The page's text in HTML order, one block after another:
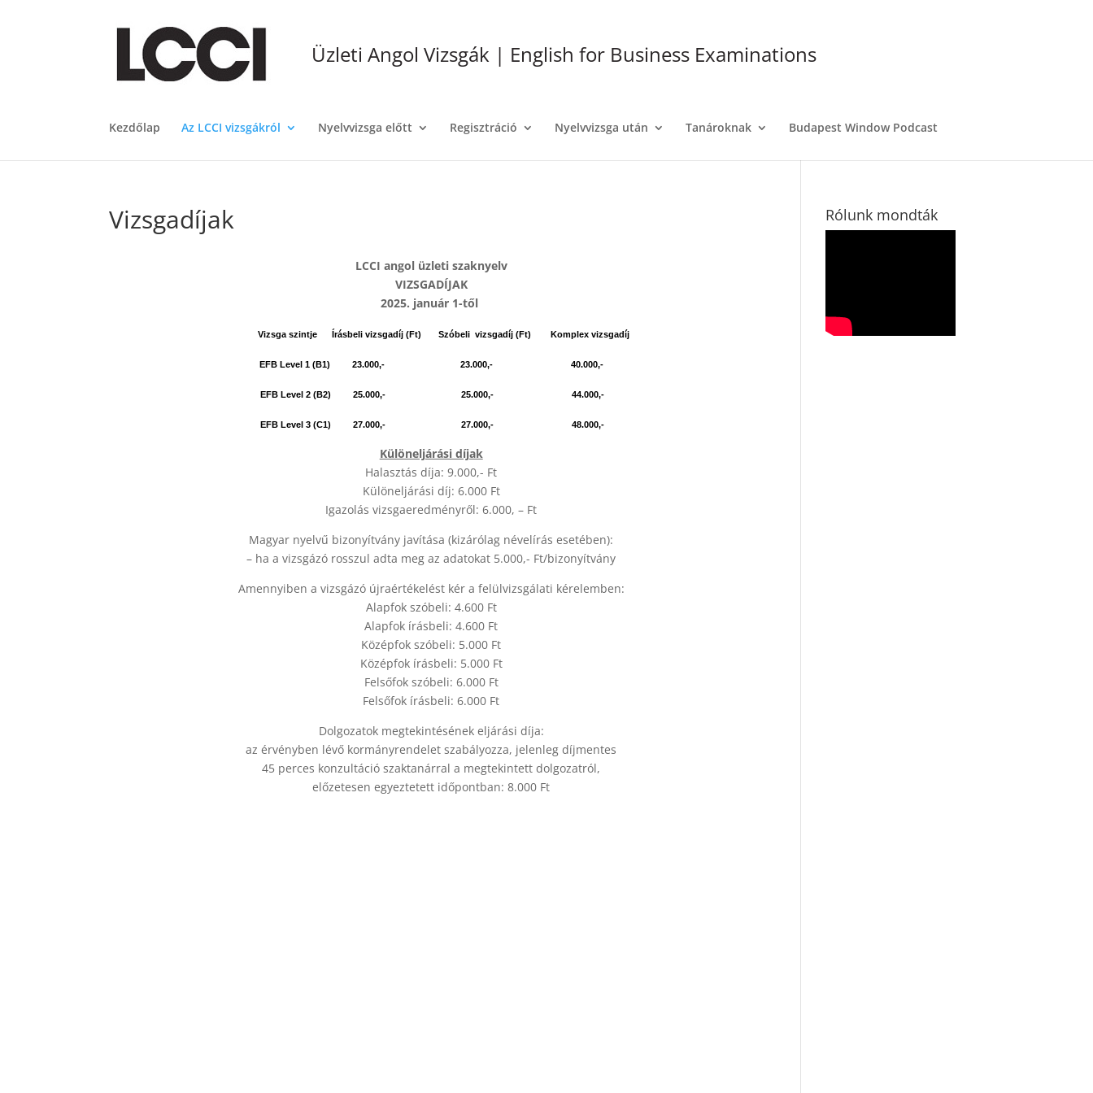
Üzleti Angol Vizsgák | English for Business Examinations
Kezdőlap Az LCCI vizsgákról Nyelvvizsga előtt Regisztráció Nyelvvizsga után Tanároknak Budapest Window Podcast
Vizsgadíjak
LCCI angol üzleti szaknyelv
VIZSGADÍJAK
2025. január 1-től
Vizsga szintje Írásbeli vizsgadíj (Ft) Szóbeli vizsgadíj (Ft) Komplex vizsgadíj
EFB Level 1 (B1) 23.000,- 23.000,- 40.000,-
EFB Level 2 (B2) 25.000,- 25.000,- 44.000,-
EFB Level 3 (C1) 27.000,- 27.000,- 48.000,-
Különeljárási díjak
Halasztás díja: 9.000,- Ft
Különeljárási díj: 6.000 Ft
Igazolás vizsgaeredményről: 6.000, – Ft
Magyar nyelvű bizonyítvány javítása (kizárólag névelírás esetében):
– ha a vizsgázó rosszul adta meg az adatokat 5.000,- Ft/bizonyítvány
Amennyiben a vizsgázó újraértékelést kér a felülvizsgálati kérelemben:
Alapfok szóbeli: 4.600 Ft
Alapfok írásbeli: 4.600 Ft
Középfok szóbeli: 5.000 Ft
Középfok írásbeli: 5.000 Ft
Felsőfok szóbeli: 6.000 Ft
Felsőfok írásbeli: 6.000 Ft
Dolgozatok megtekintésének eljárási díja:
az érvényben lévő kormányrendelet szabályozza, jelenleg díjmentes
45 perces konzultáció szaktanárral a megtekintett dolgozatról,
előzetesen egyeztetett időpontban: 8.000 Ft
Rólunk mondták